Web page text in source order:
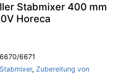
Stabmixer 400 mm
Horeca
6670/6671
Stabmixer, Zubereitung von